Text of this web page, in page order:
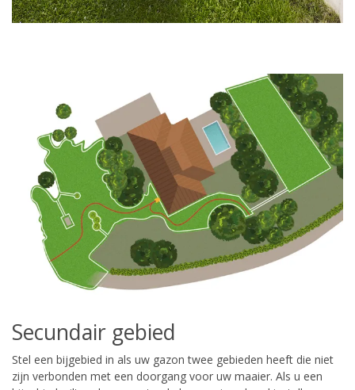
Secundair gebied
Stel een bijgebied in als uw gazon twee gebieden heeft die niet
zijn verbonden met een doorgang voor uw maaier. Als u een